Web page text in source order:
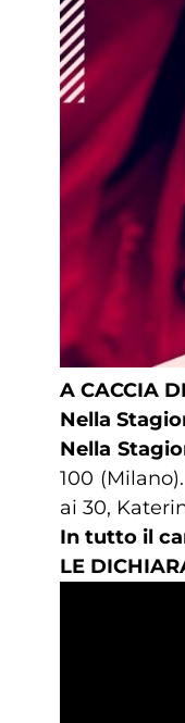
A CACCIA
Nella
Nella
100
ai 30,
In tutto il
LE